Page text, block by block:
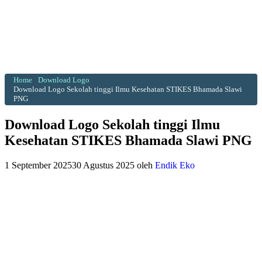
Home
Download Logo
Download Logo Sekolah tinggi Ilmu Kesehatan STIKES Bhamada Slawi
PNG
Download Logo Sekolah tinggi Ilmu
Kesehatan STIKES Bhamada Slawi PNG
1 September 202530 Agustus 2025 oleh Endik Eko